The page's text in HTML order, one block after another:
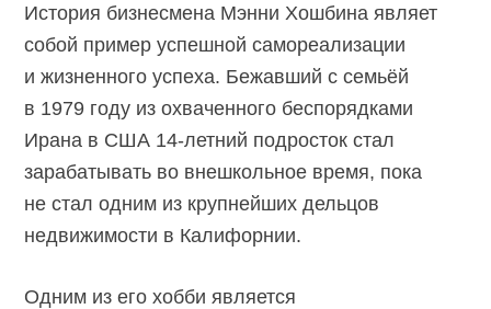
История бизнесмена Мэнни Хошбина являет
собой пример успешной самореализации
и жизненного успеха. Бежавший с семьёй
в 1979 году из охваченного беспорядками
Ирана в США 14-летний подросток стал
зарабатывать во внешкольное время, пока
не стал одним из крупнейших дельцов
недвижимости в Калифорнии.
Одним из его хобби является